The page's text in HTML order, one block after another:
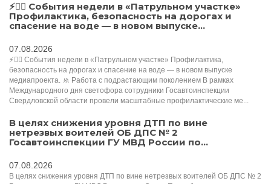
⚡️👮‍♂️ События недели в «Патрульном участке»
Профилактика, безопасность на дорогах и
спасение на воде — в новом выпуске...
07.08.2026
⚡️👮‍♂️ События недели в «Патрульном участке» Профилактика,
безопасность на дорогах и спасение на воде — в новом выпуске
медиапроекта. 🚸 Работа с подрастающим поколением В рамках
Международного дня светофора сотрудники Госавтоинспекции
Свердловской области провели масштабные профилактические ме...
В целях снижения уровня ДТП по вине
нетрезвых воителей ОБ ДПС № 2
Госавтоинспекции ГУ МВД России по...
07.08.2026
В целях снижения уровня ДТП по вине нетрезвых воителей ОБ ДПС № 2